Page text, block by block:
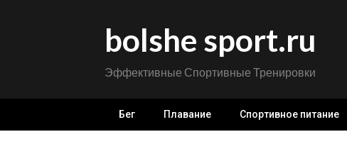
bolshe sport.ru
Эффективные Спортивные Тренировки
Бег Плавание Спортивное питание